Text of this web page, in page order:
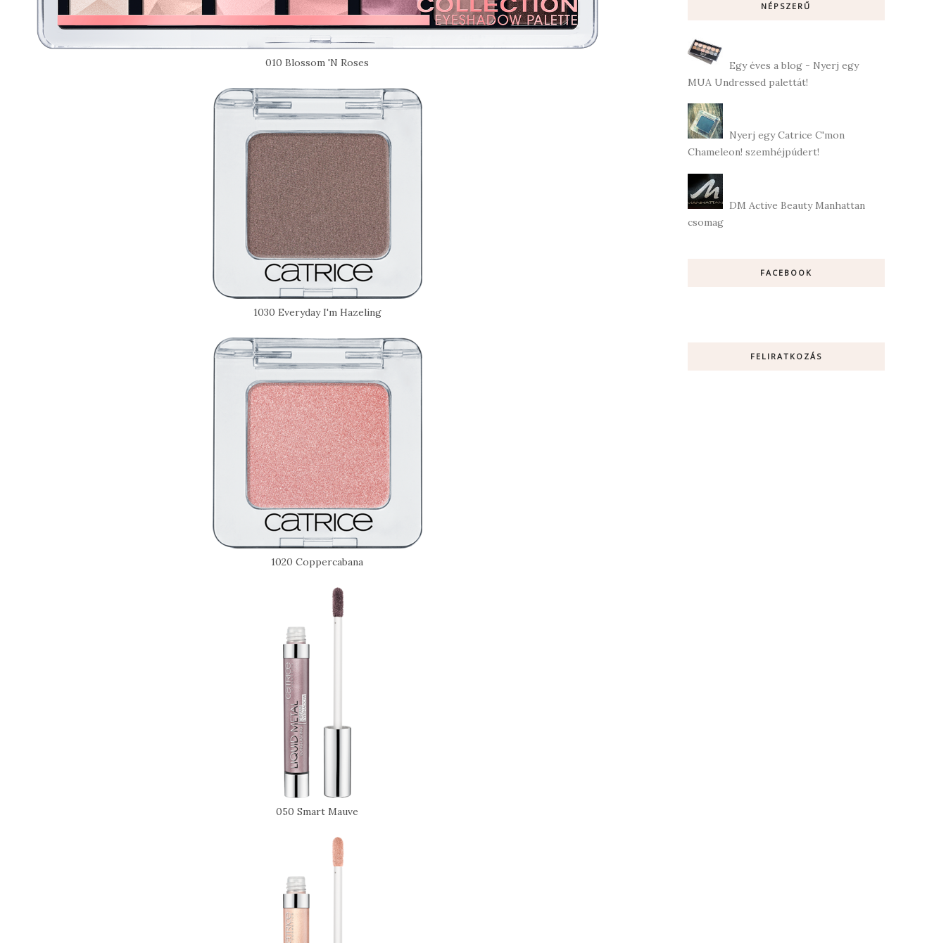
010 Blossom 'N Roses
1030 Everyday I'm Hazeling
1020 Coppercabana
050 Smart Mauve
NÉPSZERŰ
Egy éves a blog - Nyerj egy
MUA Undressed palettát!
Nyerj egy Catrice C'mon
Chameleon! szemhéjpúdert!
DM Active Beauty Manhattan
csomag
FACEBOOK
FELIRATKOZÁS